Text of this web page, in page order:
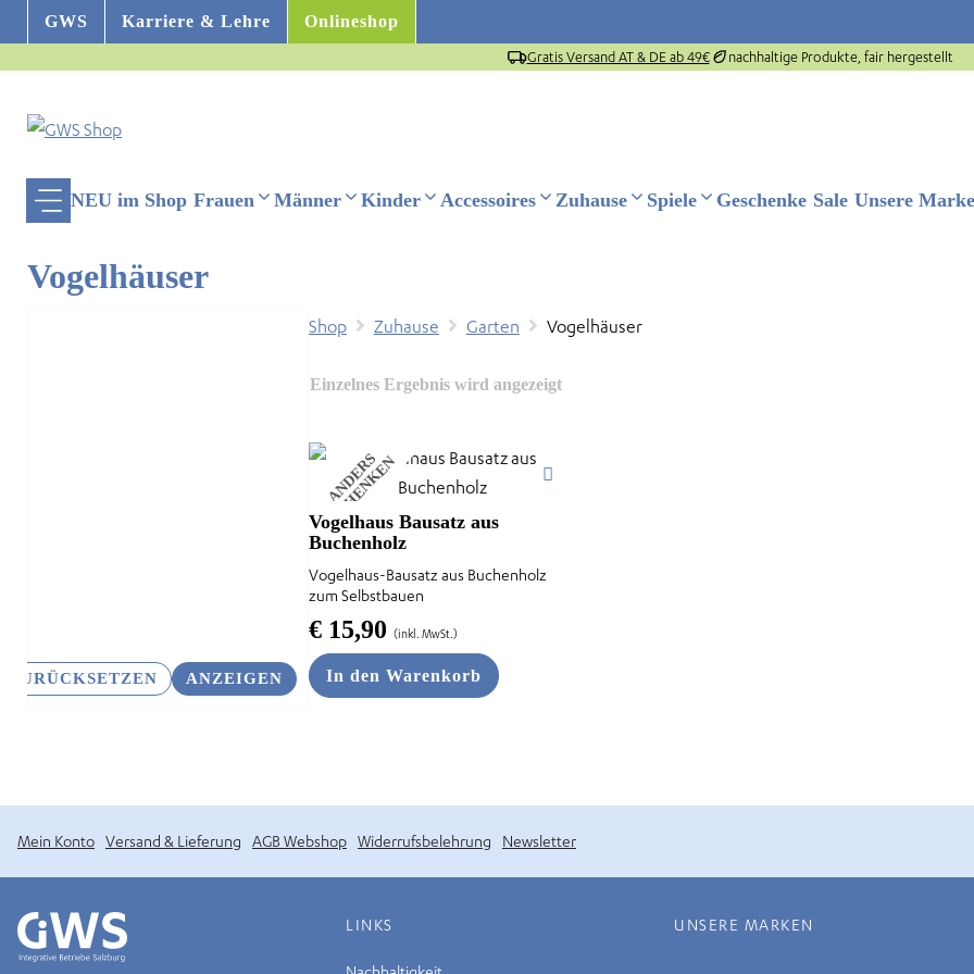
Inhalt
springen
GWS Karriere & Lehre Onlineshop
Gratis Versand AT & DE ab 49€ nachhaltige Produkte, fair hergestellt
NEU im Shop Frauen Männer Kinder Accessoires Zuhause Spiele Geschenke Sale Unsere
Vogelhäuser
ANZEIGEN
ZURÜCKSETZEN
Shop Zuhause Garten Vogelhäuser
Einzelnes Ergebnis wird angezeigt
A
N
D
E
R
S
S
C
H
E
N
K
E
N
Vogelhaus Bausatz aus
Buchenholz
Vogelhaus-Bausatz aus Buchenholz
zum Selbstbauen
€15,90 (inkl. MwSt.)
In den Warenkorb
Mein Konto Versand & Lieferung AGB Webshop Widerrufsbelehrung Newsletter
LINKS UNSERE MARKEN